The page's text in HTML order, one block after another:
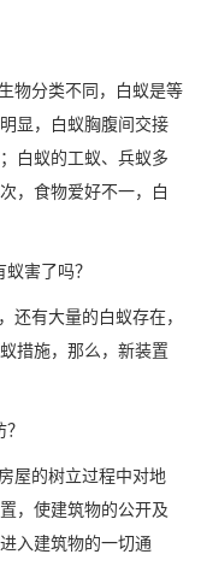
物分类不同，白蚁是等
显，白蚁胸腹间交接
白蚁的工蚁、兵蚁多
，食物爱好不一，白
害了吗？
有大量的白蚁存在，
措施，那么，新装置
屋的树立过程中对地
，使建筑物的公开及
入建筑物的一切通